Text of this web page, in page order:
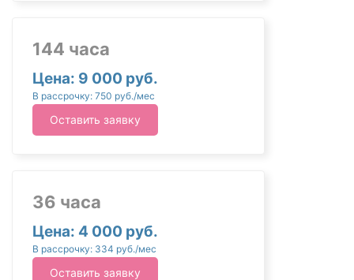
144 часа
Цена: 9 000 руб.
В рассрочку: 750 руб./мес
Оставить заявку
36 часа
Цена: 4 000 руб.
В рассрочку: 334 руб./мес
Оставить заявку